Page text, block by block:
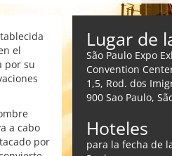
el
por su
a cabo
por
Lugar de
São Paulo Expo
Convention
1,5, Rod. dos
900 Sao Paulo,
Hoteles
para la fecha de